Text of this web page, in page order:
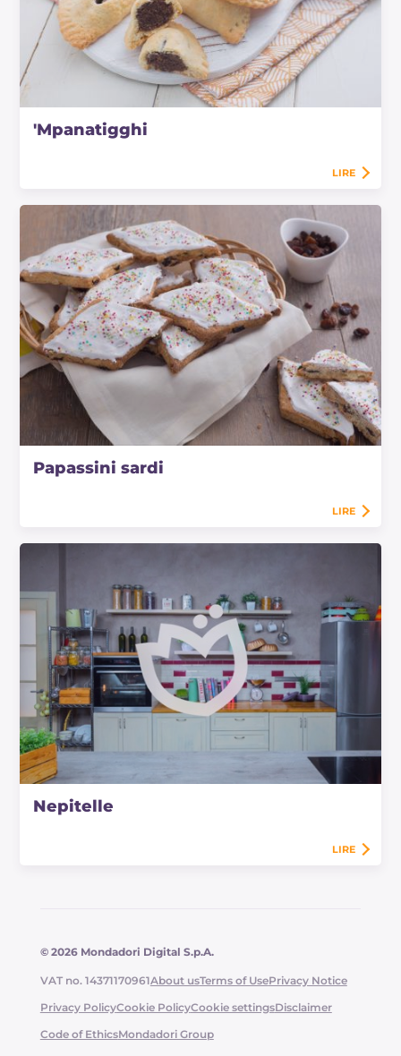
'Mpanatigghi
LIRE
Papassini sardi
LIRE
Nepitelle
LIRE
© 2026 Mondadori Digital S.p.A.
VAT no. 14371170961About usTerms of UsePrivacy Notice
Privacy PolicyCookie PolicyCookie settingsDisclaimer
Code of EthicsMondadori Group